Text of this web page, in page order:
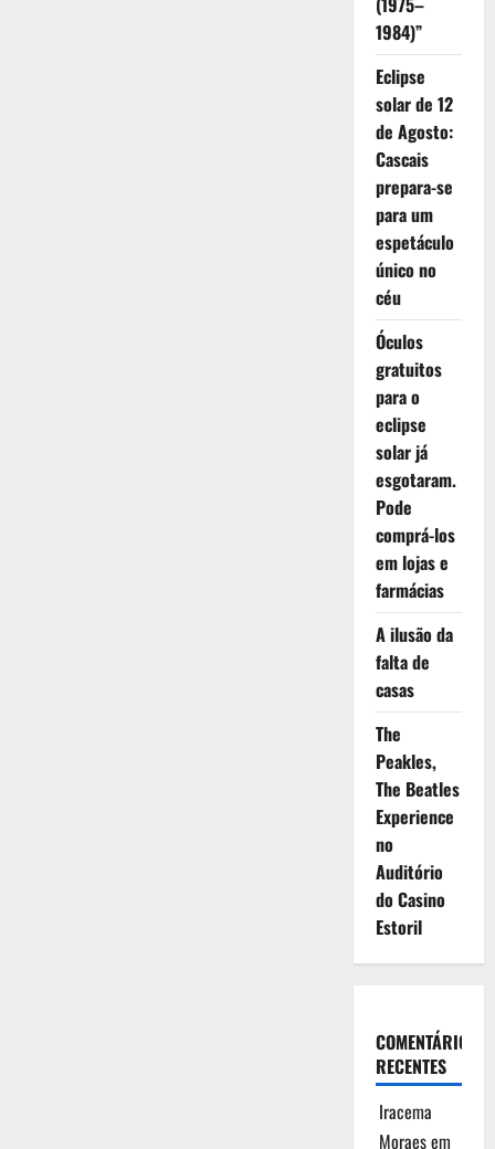
1984)”
Eclipse
solar de 12
de Agosto:
Cascais
prepara-se
para um
espetáculo
único no
céu
Óculos
gratuitos
para o
eclipse
solar já
esgotaram.
Pode
comprá-los
em lojas e
farmácias
A ilusão da
falta de
casas
The
Peakles,
The Beatles
Experience
no
Auditório
do Casino
Estoril
COMENTÁRIOS
RECENTES
Iracema
Moraesem